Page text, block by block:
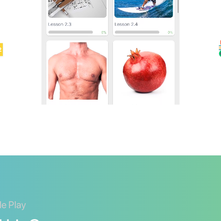
Play